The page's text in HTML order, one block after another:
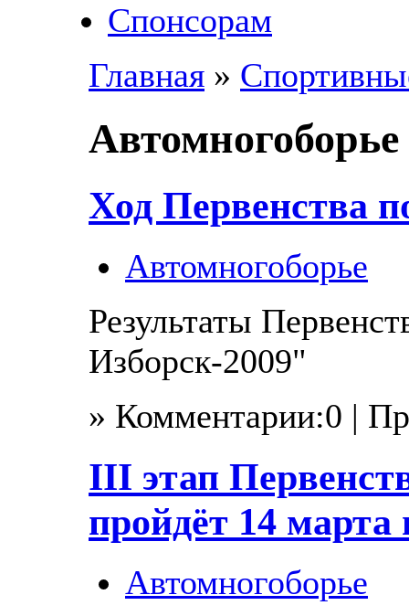
Спонсорам
Главная »
Автомногоборье
Ход Первенства
Автомногоборье
Результаты
Изборск-2009"
» Комментарии:0 |
III этап
пройдёт 14 марта
Автомногоборье